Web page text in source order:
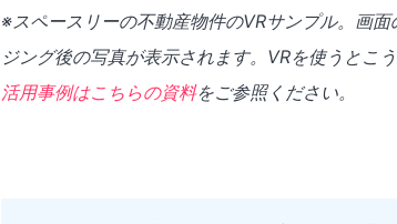
※スペースリーの不動産物件のVRサンプル。画
ジング後の写真が表示されます。VRを使うとこ
活用事例はこちらの資料をご参照ください。